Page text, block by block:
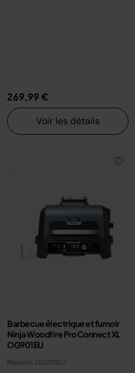
269,99 €
Voir les détails
Barbecue électrique et fumoir
Ninja Woodfire Pro Connect XL
OG901EU
Modèle: OG901EU